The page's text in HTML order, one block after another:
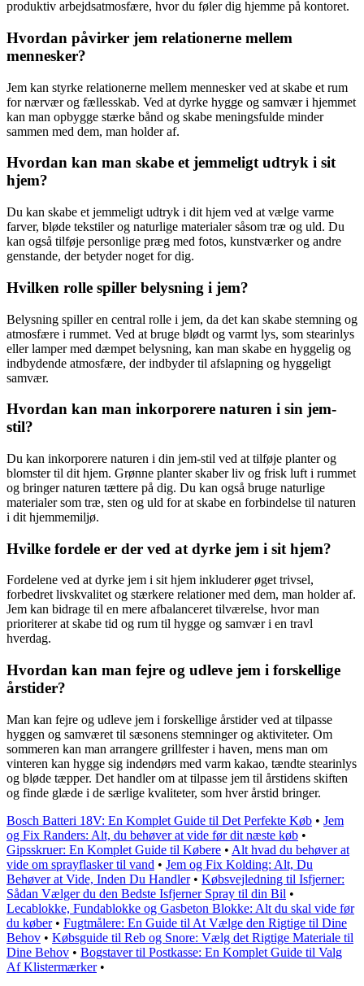
produktiv arbejdsatmosfære, hvor du føler dig hjemme på kontoret.
Hvordan påvirker jem relationerne mellem
mennesker?
Jem kan styrke relationerne mellem mennesker ved at skabe et rum
for nærvær og fællesskab. Ved at dyrke hygge og samvær i hjemmet
kan man opbygge stærke bånd og skabe meningsfulde minder
sammen med dem, man holder af.
Hvordan kan man skabe et jemmeligt udtryk i sit
hjem?
Du kan skabe et jemmeligt udtryk i dit hjem ved at vælge varme
farver, bløde tekstiler og naturlige materialer såsom træ og uld. Du
kan også tilføje personlige præg med fotos, kunstværker og andre
genstande, der betyder noget for dig.
Hvilken rolle spiller belysning i jem?
Belysning spiller en central rolle i jem, da det kan skabe stemning og
atmosfære i rummet. Ved at bruge blødt og varmt lys, som stearinlys
eller lamper med dæmpet belysning, kan man skabe en hyggelig og
indbydende atmosfære, der indbyder til afslapning og hyggeligt
samvær.
Hvordan kan man inkorporere naturen i sin jem-
stil?
Du kan inkorporere naturen i din jem-stil ved at tilføje planter og
blomster til dit hjem. Grønne planter skaber liv og frisk luft i rummet
og bringer naturen tættere på dig. Du kan også bruge naturlige
materialer som træ, sten og uld for at skabe en forbindelse til naturen
i dit hjemmemiljø.
Hvilke fordele er der ved at dyrke jem i sit hjem?
Fordelene ved at dyrke jem i sit hjem inkluderer øget trivsel,
forbedret livskvalitet og stærkere relationer med dem, man holder af.
Jem kan bidrage til en mere afbalanceret tilværelse, hvor man
prioriterer at skabe tid og rum til hygge og samvær i en travl
hverdag.
Hvordan kan man fejre og udleve jem i forskellige
årstider?
Man kan fejre og udleve jem i forskellige årstider ved at tilpasse
hyggen og samværet til sæsonens stemninger og aktiviteter. Om
sommeren kan man arrangere grillfester i haven, mens man om
vinteren kan hygge sig indendørs med varm kakao, tændte stearinlys
og bløde tæpper. Det handler om at tilpasse jem til årstidens skiften
og finde glæde i de særlige kvaliteter, som hver årstid bringer.
Bosch Batteri 18V: En Komplet Guide til Det Perfekte Køb • Jem
og Fix Randers: Alt, du behøver at vide før dit næste køb •
Gipsskruer: En Komplet Guide til Købere • Alt hvad du behøver at
vide om sprayflasker til vand • Jem og Fix Kolding: Alt, Du
Behøver at Vide, Inden Du Handler• Købsvejledning til Isfjerner:
Sådan Vælger du den Bedste Isfjerner Spray til din Bil •
Lecablokke, Fundablokke og Gasbeton Blokke: Alt du skal vide før
du køber• Fugtmålere: En Guide til At Vælge den Rigtige til Dine
Behov • Købsguide til Reb og Snore: Vælg det Rigtige Materiale til
Dine Behov • Bogstaver til Postkasse: En Komplet Guide til Valg
Af Klistermærker•